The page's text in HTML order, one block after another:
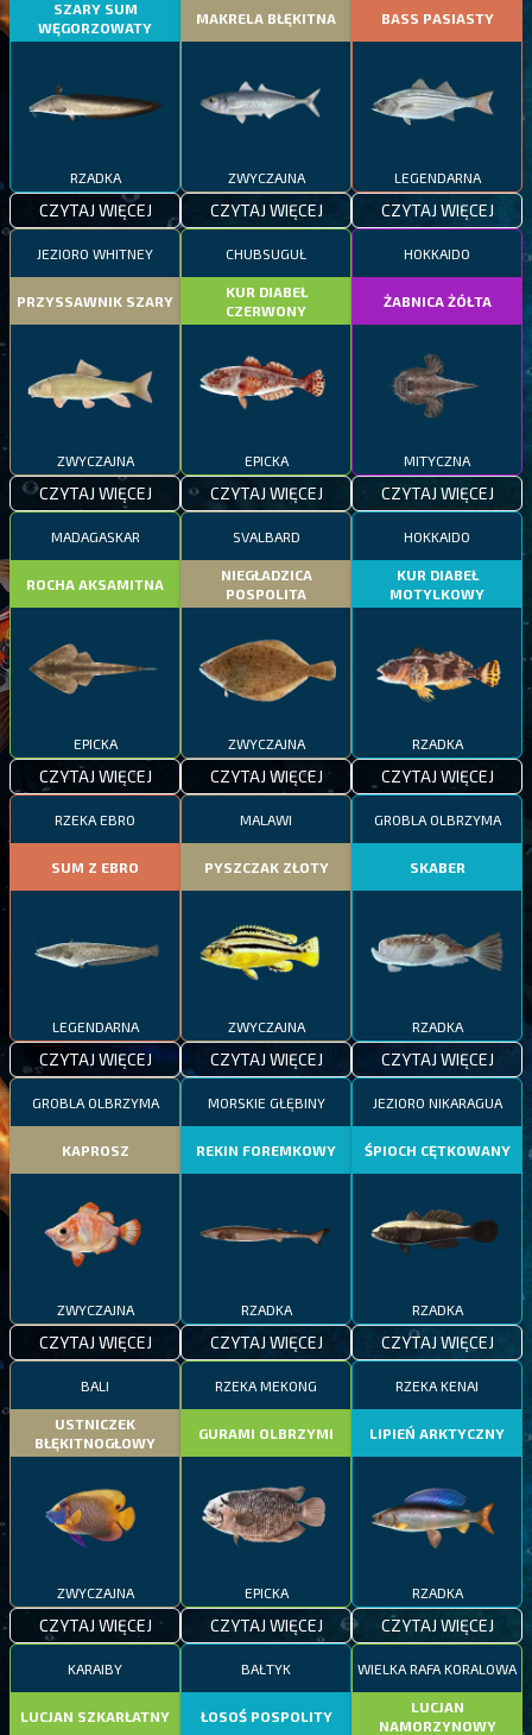
SZARY SUM
WĘGORZOWATY
RZADKA
CZYTAJ WIĘCEJ
MAKRELA BŁĘKITNA
ZWYCZAJNA
CZYTAJ WIĘCEJ
BASS PASIASTY
LEGENDARNA
CZYTAJ WIĘCEJ
JEZIORO WHITNEY
PRZYSSAWNIK SZARY
ZWYCZAJNA
CZYTAJ WIĘCEJ
CHUBSUGUŁ
KUR DIABEŁ
CZERWONY
EPICKA
CZYTAJ WIĘCEJ
HOKKAIDO
ŻABNICA ŻÓŁTA
MITYCZNA
CZYTAJ WIĘCEJ
MADAGASKAR
ROCHA AKSAMITNA
EPICKA
CZYTAJ WIĘCEJ
SVALBARD
NIEGŁADZICA
POSPOLITA
ZWYCZAJNA
CZYTAJ WIĘCEJ
HOKKAIDO
KUR DIABEŁ
MOTYLKOWY
RZADKA
CZYTAJ WIĘCEJ
RZEKA EBRO
SUM Z EBRO
LEGENDARNA
CZYTAJ WIĘCEJ
MALAWI
PYSZCZAK ZŁOTY
ZWYCZAJNA
CZYTAJ WIĘCEJ
GROBLA OLBRZYMA
SKABER
RZADKA
CZYTAJ WIĘCEJ
GROBLA OLBRZYMA
KAPROSZ
ZWYCZAJNA
CZYTAJ WIĘCEJ
MORSKIE GŁĘBINY
REKIN FOREMKOWY
RZADKA
CZYTAJ WIĘCEJ
JEZIORO NIKARAGUA
ŚPIOCH CĘTKOWANY
RZADKA
CZYTAJ WIĘCEJ
BALI
USTNICZEK
BŁĘKITNOGŁOWY
ZWYCZAJNA
CZYTAJ WIĘCEJ
RZEKA MEKONG
GURAMI OLBRZYMI
EPICKA
CZYTAJ WIĘCEJ
RZEKA KENAI
LIPIEŃ ARKTYCZNY
RZADKA
CZYTAJ WIĘCEJ
KARAIBY
LUCJAN SZKARŁATNY
BAŁTYK
ŁOSOŚ POSPOLITY
WIELKA RAFA KORALOWA
LUCJAN
NAMORZYNOWY